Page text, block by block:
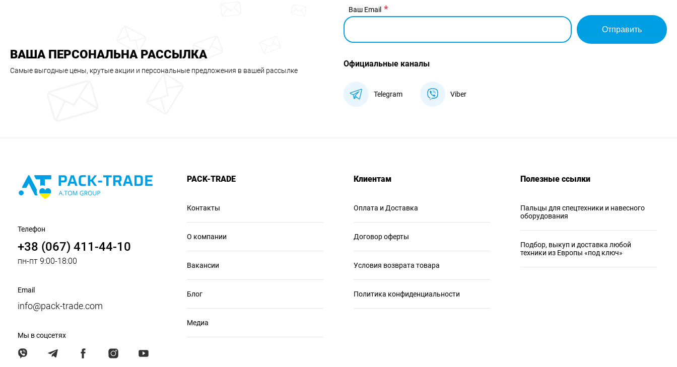
ВАША ПЕРСОНАЛЬНА РАССЫЛКА
Самые выгодные цены, крутые акции и персональные предложения в вашей рассылке
Ваш Email
Отправить
Официальные каналы
Telegram Viber
Телефон
+38 (067) 411-44-10
пн-пт 9:00-18:00
Email
info@pack-trade.com
Мы в соцсетях
PACK-TRADE
Контакты
О компании
Вакансии
Блог
Медиа
Клиентам
Оплата и Доставка
Договор оферты
Условия возврата товара
Политика конфиденциальности
Полезные ссылки
Пальцы для спецтехники и навесного
оборудования
Подбор, выкуп и доставка любой
техники из Европы «под ключ»